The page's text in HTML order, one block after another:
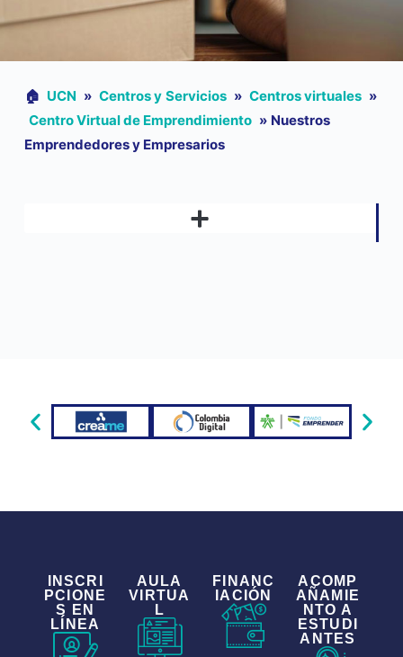
🏠︎ UCN » Centros y Servicios » Centros virtuales »
Centro Virtual de Emprendimiento » Nuestros
Emprendedores y Empresarios
INSCRI
PCIONE
S EN
LÍNEA
AULA
VIRTUA
L
FINANC
IACIÓN
ACOMP
AÑAMIE
NTO A
ESTUDI
ANTES